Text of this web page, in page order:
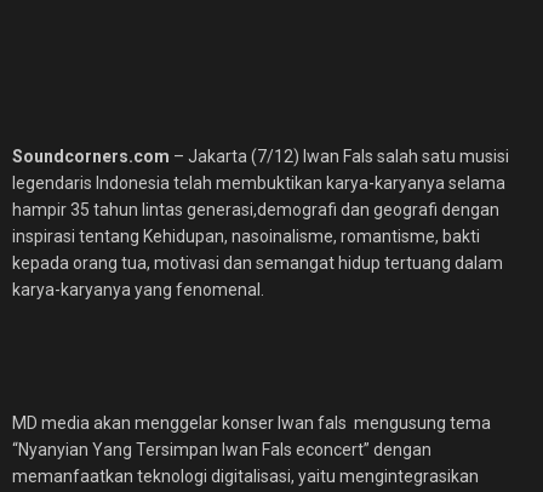
Soundcorners.com – Jakarta (7/12) Iwan Fals salah satu musisi
legendaris Indonesia telah membuktikan karya-karyanya selama
hampir 35 tahun lintas generasi,demografi dan geografi dengan
inspirasi tentang Kehidupan, nasoinalisme, romantisme, bakti
kepada orang tua, motivasi dan semangat hidup tertuang dalam
karya-karyanya yang fenomenal.
MD media akan menggelar konser Iwan fals mengusung tema
“Nyanyian Yang Tersimpan Iwan Fals econcert” dengan
memanfaatkan teknologi digitalisasi, yaitu mengintegrasikan